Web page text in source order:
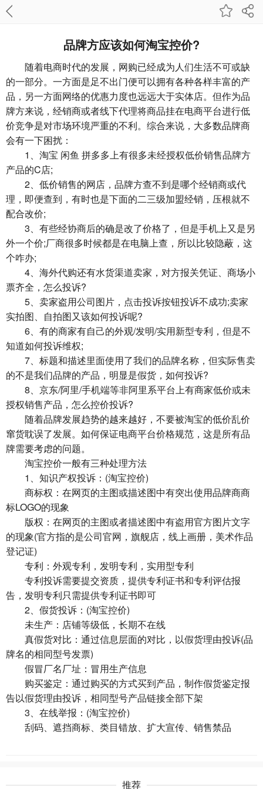
品牌方应该如何淘宝控价?
随着电商时代的发展，网购已经成为人们生活不可或缺
的一部分。一方面是足不出门便可以拥有各种各样丰富的产
品，另一方面网络的优惠力度也远远大于实体店。但作为品
牌方来说，经销商或者线下代理将商品挂在电商平台进行低
价竞争是对市场环境严重的不利。综合来说，大多数品牌商
会有一下困扰：
1、淘宝 闲鱼 拼多多上有很多未经授权低价销售品牌方
产品的C店;
2、低价销售的网店，品牌方查不到是哪个经销商或代
理，即便查到，有时也是下面的二三级加盟经销，压根就不
配合改价;
3、有些经协商后的确是改了价格了，但是手机上又是另
外一个价;厂商很多时候都是在电脑上查，所以比较隐蔽，这
个咋办;
4、海外代购还有水货渠道卖家，对方报关凭证、商场小
票齐全，怎么投诉?
5、卖家盗用公司图片，点击投诉按钮投诉不成功;卖家
实拍图、自拍图又该如何投诉呢?
6、有的商家有自己的外观/发明/实用新型专利，但是不
知道如何投诉维权;
7、标题和描述里面使用了我们的品牌名称，但实际售卖
的不是我们品牌的产品，明显是假货，如何投诉?
8、京东/阿里/手机端等非阿里系平台上有商家低价或未
授权销售产品，怎么控价投诉?
随着品牌发展趋势的越来越好，不要被淘宝的低价乱价
窜货耽误了发展。如何保证电商平台价格规范，这是所有品
牌需要考虑的问题。
淘宝控价一般有三种处理方法
1、知识产权投诉：(淘宝控价)
商标权：在网页的主图或描述图中有突出使用品牌商商
标LOGO的现象
版权：在网页的主图或者描述图中有盗用官方图片文字
的现象(官方指的是公司官网，旗舰店，线上画册，美术作品
登记证)
专利：外观专利，发明专利，实用型专利
专利投诉需要提交资质，提供专利证书和专利评估报
告，发明专利只需提供专利证书即可
2、假货投诉：(淘宝控价)
未生产：店铺等级低，长期不在线
真假货对比：通过信息层面的对比，以假货理由投诉(品
牌名的相同型号发票)
假冒厂名厂址：冒用生产信息
购买鉴定：通过购买的方式买到产品，制作假货鉴定报
告以假货理由投诉，相同型号产品链接全部下架
3、在线举报：(淘宝控价)
刮码、遮挡商标、类目错放、扩大宣传、销售禁品
推荐